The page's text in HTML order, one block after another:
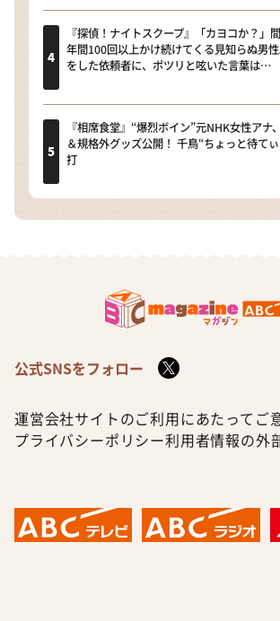
『探偵！ナイトスクープ』「カヨコか？」
年間100回以上かけ続けてくる見知らぬ男
をした依頼者に、ポツリと呟いた言葉は…
『相席食堂』“爆烈ボイン”元NHK女性アナ
＆規格外グッズ公開！ 千鳥“ちょっと待て
打
公式SNSをフォロー
運営会社サイトのご利用にあたって ご
プライバシーポリシー利用者情報の外